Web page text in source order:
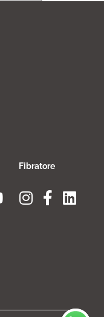
Fibratore